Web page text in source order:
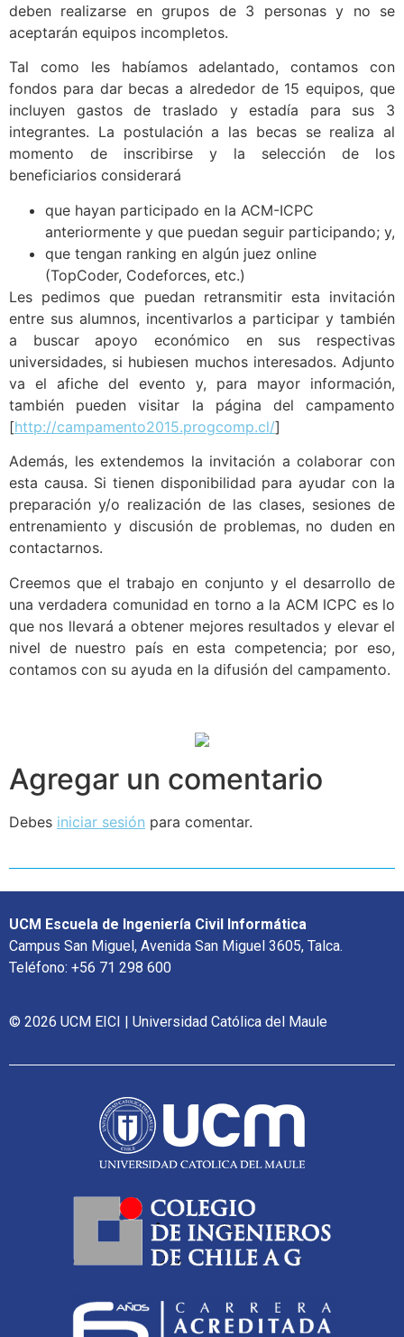
deben realizarse en grupos de 3 personas y no se
aceptarán equipos incompletos.
Tal como les habíamos adelantado, contamos con
fondos para dar becas a alrededor de 15 equipos, que
incluyen gastos de traslado y estadía para sus 3
integrantes. La postulación a las becas se realiza al
momento de inscribirse y la selección de los
beneficiarios considerará
que hayan participado en la ACM-ICPC
anteriormente y que puedan seguir participando; y,
que tengan ranking en algún juez online
(TopCoder, Codeforces, etc.)
Les pedimos que puedan retransmitir esta invitación
entre sus alumnos, incentivarlos a participar y también
a buscar apoyo económico en sus respectivas
universidades, si hubiesen muchos interesados. Adjunto
va el afiche del evento y, para mayor información,
también pueden visitar la página del campamento
[http://campamento2015.progcomp.cl/]
Además, les extendemos la invitación a colaborar con
esta causa. Si tienen disponibilidad para ayudar con la
preparación y/o realización de las clases, sesiones de
entrenamiento y discusión de problemas, no duden en
contactarnos.
Creemos que el trabajo en conjunto y el desarrollo de
una verdadera comunidad en torno a la ACM ICPC es lo
que nos llevará a obtener mejores resultados y elevar el
nivel de nuestro país en esta competencia; por eso,
contamos con su ayuda en la difusión del campamento.
Agregar un comentario
Debes iniciar sesión para comentar.
UCM Escuela de Ingeniería Civil Informática
Campus San Miguel, Avenida San Miguel 3605, Talca.
Teléfono: +56 71 298 600
© 2026 UCM EICI | Universidad Católica del Maule